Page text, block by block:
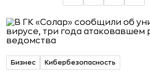
Бизнес Кибербезопасность